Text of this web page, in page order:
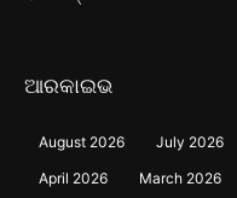
ଆରକାଇଭ
August 2026 July 2026
April 2026
March 2026